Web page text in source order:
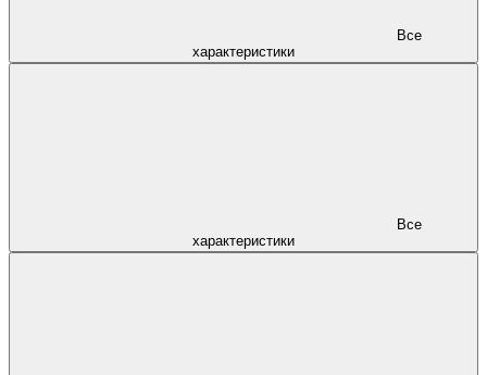
характеристики
характеристики